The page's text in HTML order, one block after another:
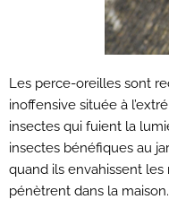
Les perce-oreilles sont
inoffensive située à
insectes qui fuient la
insectes bénéfiques au
quand ils envahissent les
pénètrent dans la maison.